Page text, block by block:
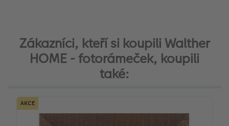
Zákazníci, kteří si koupili Walther
HOME - fotorámeček, koupili
také:
AKCE